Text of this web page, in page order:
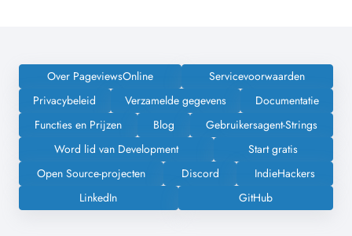
Over PageviewsOnline
Servicevoorwaarden
Privacybeleid
Verzamelde gegevens
Documentatie
Functies en Prijzen
Blog
Gebruikersagent-Strings
Word lid van Development
Start gratis
Open Source-projecten
Discord
IndieHackers
LinkedIn
GitHub